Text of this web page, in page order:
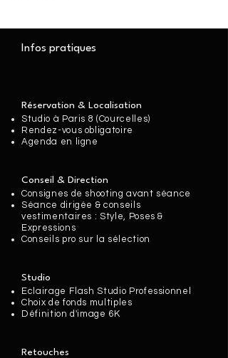
Infos pratiques
Réservation & Localisation
Studio à Paris 8 (Courcelles)
Rendez-vous obligatoire
Agenda en ligne
Conseil & Direction
Consignes de shooting avant séance
Séance dirigée & conseils
vestimentaires : Style, Poses &
Expressions
Conseils pro sur la sélection
Studio
Eclairage Flash Studio Professionnel
Choix de fonds multiples
Définition d'image 6K
Retouches